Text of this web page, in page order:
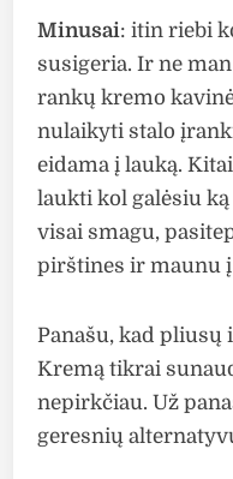
Minusai: itin riebi
susigeria. Ir ne
rankų kremo
nulaikyti stalo
eidama į lauką.
laukti kol galėsiu
visai smagu,
pirštines ir maunu į
Panašu, kad pliusų
Kremą tikrai
nepirkčiau. Už
geresnių